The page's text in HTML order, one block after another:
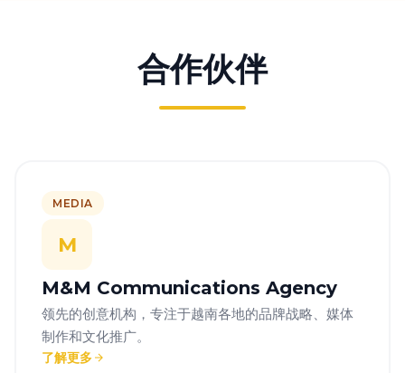
合作伙伴
MEDIA
M
M&M Communications Agency
领先的创意机构，专注于越南各地的品牌战略、媒体
制作和文化推广。
了解更多